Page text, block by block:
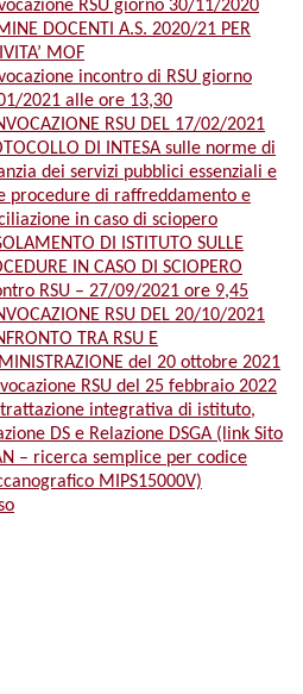
RSU giorno 30/11/2020
DOCENTI A.S. 2020/21 PER
MOF
incontro di RSU giorno
2021 alle ore 13,30
RSU DEL 17/02/2021
DI INTESA sulle norme di
dei servizi pubblici essenziali e
procedure di raffreddamento e
in caso di sciopero
DI ISTITUTO SULLE
IN CASO DI SCIOPERO
RSU – 27/09/2021 ore 9,45
RSU DEL 20/10/2021
TRA RSU E
del 20 ottobre 2021
RSU del 25 febbraio 2022
integrativa di istituto,
DS e Relazione DSGA (link Sito
– ricerca semplice per codice
MIPS15000V)